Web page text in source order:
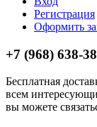
Регистрация
Оформить
+7 (968) 638-
Бесплатная
всем
вы можете